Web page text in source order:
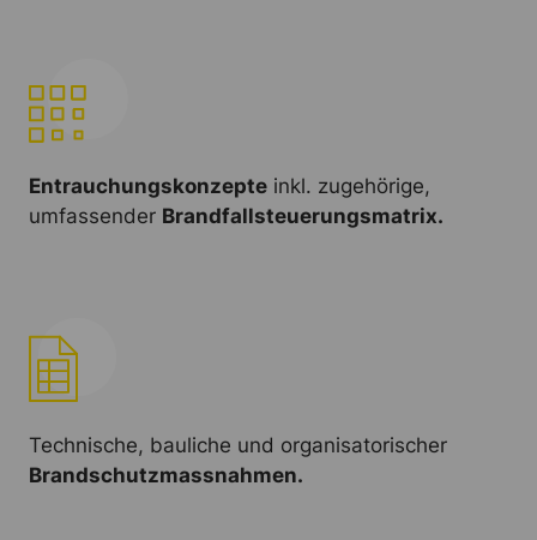
Entrauchungskonzepte inkl. zugehörige,
umfassender Brandfallsteuerungsmatrix.
Technische, bauliche und organisatorischer
Brandschutzmassnahmen.